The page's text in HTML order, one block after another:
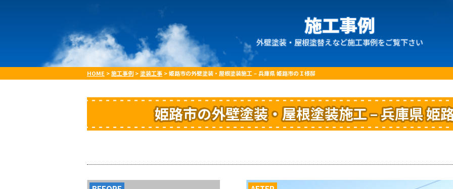
施工事例
外壁塗装・屋根塗替えなど施工事例をご覧下さい
HOME >施工事例 >塗装工事 >姫路市の外壁塗装・屋根塗装施工 – 兵庫県 姫路市のＩ様邸
姫路市の外壁塗装・屋根塗装施工 – 兵庫県 姫